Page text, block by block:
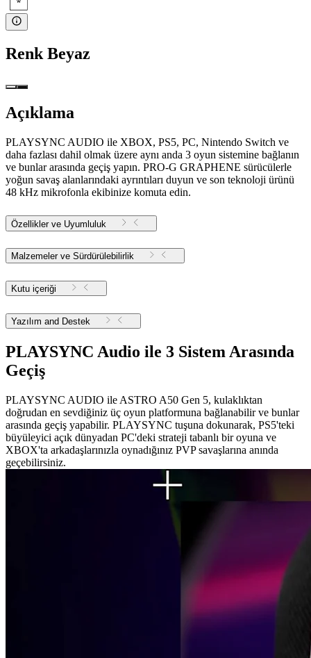
Renk Beyaz
Açıklama
PLAYSYNC AUDIO ile XBOX, PS5, PC, Nintendo Switch ve
daha fazlası dahil olmak üzere aynı anda 3 oyun sistemine bağlanın
ve bunlar arasında geçiş yapın. PRO-G GRAPHENE sürücülerle
yoğun savaş alanlarındaki ayrıntıları duyun ve son teknoloji ürünü
48 kHz mikrofonla ekibinize komuta edin.
Özellikler ve Uyumluluk
Malzemeler ve Sürdürülebilirlik
Kutu içeriği
Yazılım and Destek
PLAYSYNC Audio ile 3 Sistem Arasında
Geçiş
PLAYSYNC AUDIO ile ASTRO A50 Gen 5, kulaklıktan
doğrudan en sevdiğiniz üç oyun platformuna bağlanabilir ve bunlar
arasında geçiş yapabilir. PLAYSYNC tuşuna dokunarak, PS5'teki
büyüleyici açık dünyadan PC'deki strateji tabanlı bir oyuna ve
XBOX'ta arkadaşlarınızla oynadığınız PVP savaşlarına anında
geçebilirsiniz.